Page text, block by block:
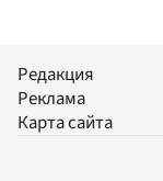
Редакция
Реклама
Карта сайта